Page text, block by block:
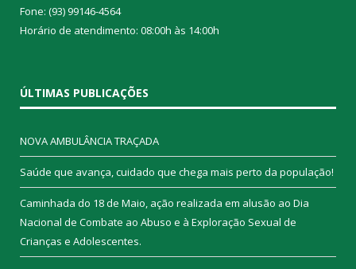
Fone: (93) 99146-4564
Horário de atendimento: 08:00h às 14:00h
ÚLTIMAS PUBLICAÇÕES
NOVA AMBULÂNCIA TRAÇADA
Saúde que avança, cuidado que chega mais perto da população!
Caminhada do 18 de Maio, ação realizada em alusão ao Dia
Nacional de Combate ao Abuso e à Exploração Sexual de
Crianças e Adolescentes.